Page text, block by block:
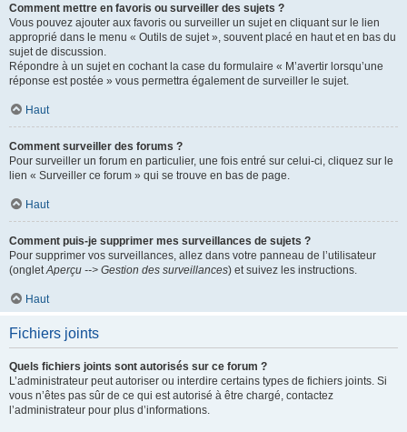
Comment mettre en favoris ou surveiller des sujets ?
Vous pouvez ajouter aux favoris ou surveiller un sujet en cliquant sur le lien
approprié dans le menu « Outils de sujet », souvent placé en haut et en bas du
sujet de discussion.
Répondre à un sujet en cochant la case du formulaire « M’avertir lorsqu’une
réponse est postée » vous permettra également de surveiller le sujet.
Haut
Comment surveiller des forums ?
Pour surveiller un forum en particulier, une fois entré sur celui-ci, cliquez sur le
lien « Surveiller ce forum » qui se trouve en bas de page.
Haut
Comment puis-je supprimer mes surveillances de sujets ?
Pour supprimer vos surveillances, allez dans votre panneau de l’utilisateur
(ongletAperçu --> Gestion des surveillances) et suivez les instructions.
Haut
Fichiers joints
Quels fichiers joints sont autorisés sur ce forum ?
L’administrateur peut autoriser ou interdire certains types de fichiers joints. Si
vous n’êtes pas sûr de ce qui est autorisé à être chargé, contactez
l’administrateur pour plus d’informations.